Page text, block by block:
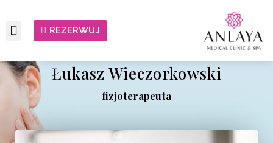
REZERWUJ
Łukasz Wieczorkowski
fizjoterapeuta